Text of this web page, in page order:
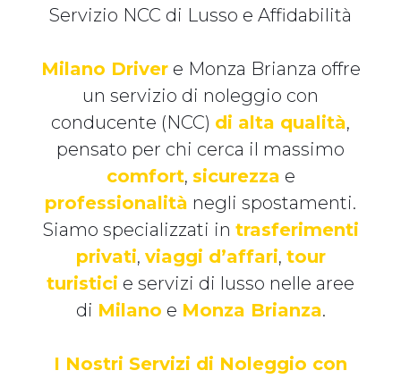
Servizio NCC di Lusso e Affidabilità
Milano Drivere Monza Brianza offre
un servizio di noleggio con
conducente (NCC) di alta qualità,
pensato per chi cerca il massimo
comfort, sicurezza e
professionalità negli spostamenti.
Siamo specializzati in trasferimenti
privati, viaggi d’affari, tour
turistici e servizi di lusso nelle aree
di Milano e Monza Brianza.
I Nostri Servizi di Noleggio con